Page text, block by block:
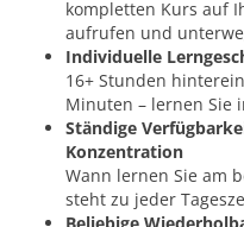
kompletten Kurs auf
aufrufen und
Individuelle
16+ Stunden
Minuten – lernen Sie
Ständige
Konzentration
Wann lernen Sie am
steht zu jeder